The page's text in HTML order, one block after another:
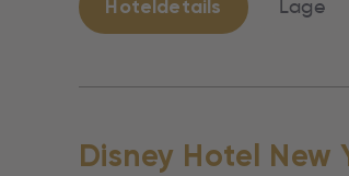
Hoteldetails Lage
Disney Hotel